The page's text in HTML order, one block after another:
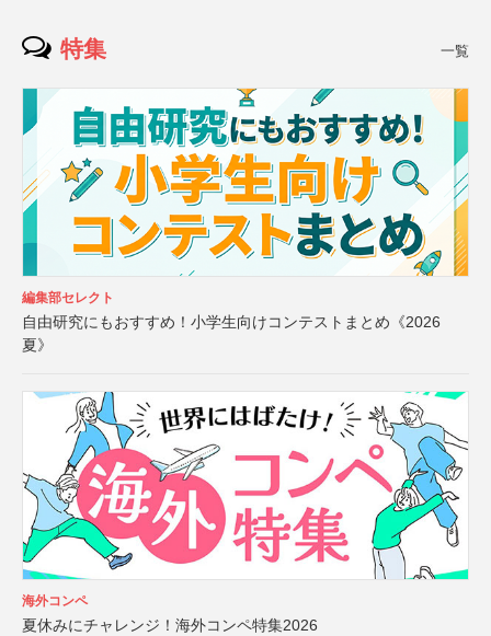
特集 一覧
編集部セレクト
自由研究にもおすすめ！小学生向けコンテストまとめ《2026
夏》
海外コンペ
夏休みにチャレンジ！海外コンペ特集2026